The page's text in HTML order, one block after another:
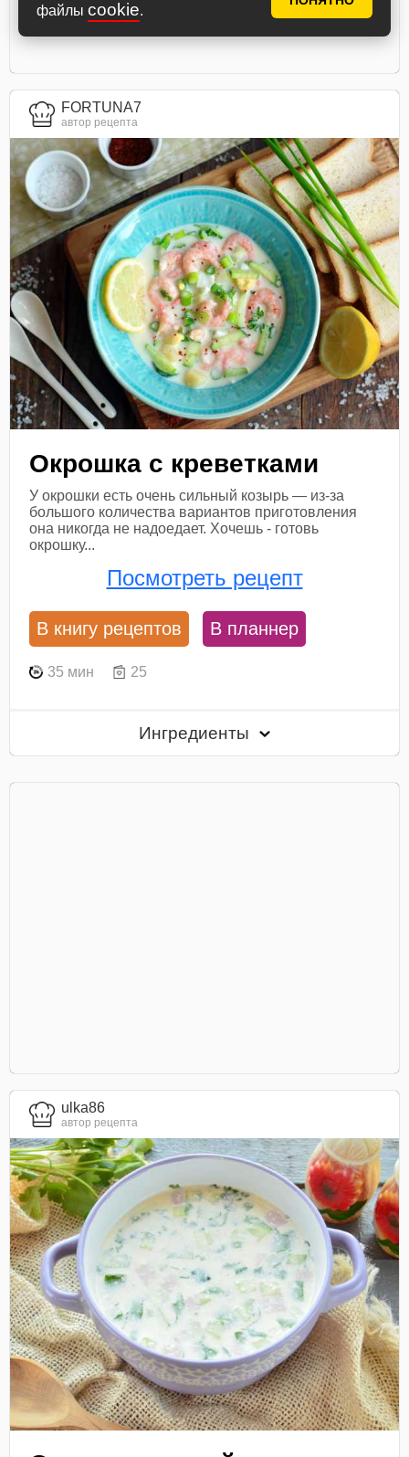
файлы cookie.
FORTUNA7
автор рецепта
Окрошка с креветками
У окрошки есть очень сильный козырь — из-за
большого количества вариантов приготовления
она никогда не надоедает. Хочешь - готовь
окрошку...
Посмотреть рецепт
В книгу рецептов В планнер
35 мин 25
Ингредиенты
ulka86
автор рецепта